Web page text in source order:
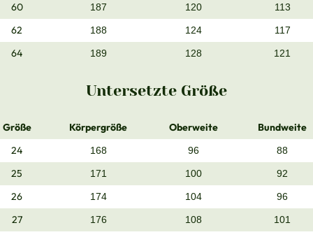
60 187 120 113
62 188 124 117
64 189 128 121
Untersetzte Größe
Größe Körpergröße Oberweite
Bundweite
24
168 96 88
25 171 100 92
26 174 104 96
27 176 108 101